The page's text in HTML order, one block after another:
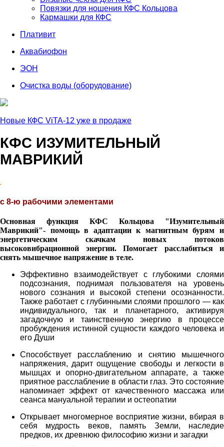
Повязки для ношения КФС Кольцова
Кармашки для КФС
Плативит
Аквабиофон
ЭОН
Очистка воды (оборудование)
Новые КФС ViTA-12 уже в продаже
КФС ИЗУМИТЕЛЬНЫЙ
МАВРИКИЙ
с 8-ю рабочими элементами
Основная функция КФС Кольцова "Изумительный
Маврикий"- помощь в адаптации к магнитным бурям и
энергетическим скачкам новых потоков
высоковибрационной энергии. Помогает расслабиться и
снять мышечное напряжение в теле.
Эффективно взаимодействует с глубокими слоями
подсознания, поднимая пользователя на уровень
нового сознания и высокой степени осознанности.
Также работает с глубинными слоями прошлого — как
индивидуального, так и планетарного, активируя
загадочную и таинственную энергию в процессе
пробуждения истинной сущности каждого человека и
его Души
Способствует расслаблению и снятию мышечного
напряжения, дарит ощущение свободы и легкости в
мышцах и опорно-двигательном аппарате, а также
приятное расслабление в области глаз. Это состояние
напоминает эффект от качественного массажа или
сеанса мануальной терапии и остеопатии
Открывает многомерное восприятие жизни, вбирая в
себя мудрость веков, память Земли, наследие
предков, их древнюю философию жизни и загадки